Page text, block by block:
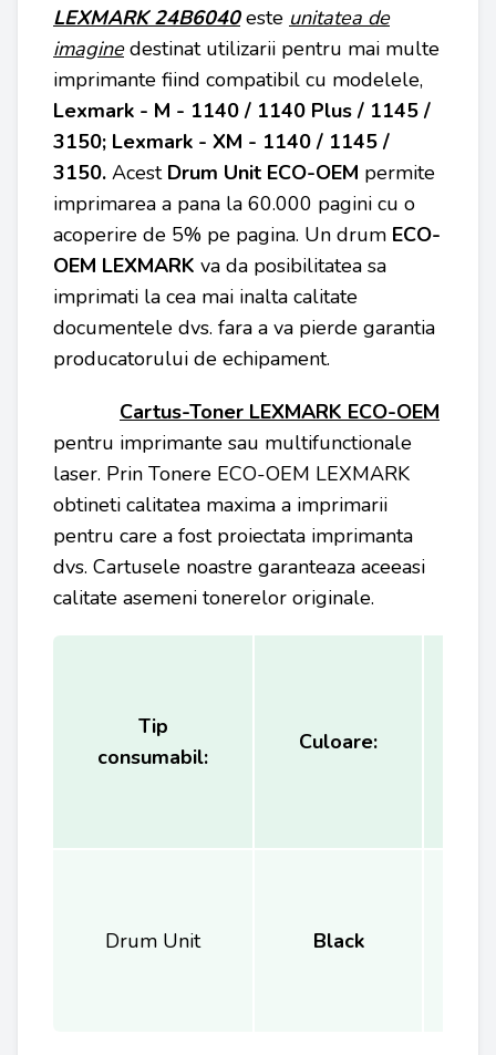
LEXMARK 24B6040este unitatea de
imaginedestinat utilizarii pentru mai multe
imprimante fiind compatibil cu modelele,
Lexmark - M - 1140 / 1140 Plus / 1145 /
3150; Lexmark - XM - 1140 / 1145 /
3150. Acest Drum Unit ECO-OEM permite
imprimarea a pana la 60.000 pagini cu o
acoperire de 5% pe pagina. Un drum ECO-
OEM LEXMARK va da posibilitatea sa
imprimati la cea mai inalta calitate
documentele dvs. fara a va pierde garantia
producatorului de echipament.
Cartus-Toner LEXMARK ECO-OEM
pentru imprimante sau multifunctionale
laser. Prin Tonere ECO-OEM LEXMARK
obtineti calitatea maxima a imprimarii
pentru care a fost proiectata imprimanta
dvs. Cartusele noastre garanteaza aceeasi
calitate asemeni tonerelor originale.
Tip
consumabil:
Culoare:
Drum Unit Black